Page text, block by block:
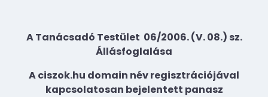
A Tanácsadó Testület 06/2006. (V. 08.) sz.
Állásfoglalása
A ciszok.hu domain név regisztrációjával
kapcsolatosan bejelentett panasz